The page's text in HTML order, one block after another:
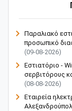
Παραλιακό
προσωπικό
(09-08-2026)
Εστιατόριο -
σερβιτόρους
(08-08-2026)
Εταιρεία